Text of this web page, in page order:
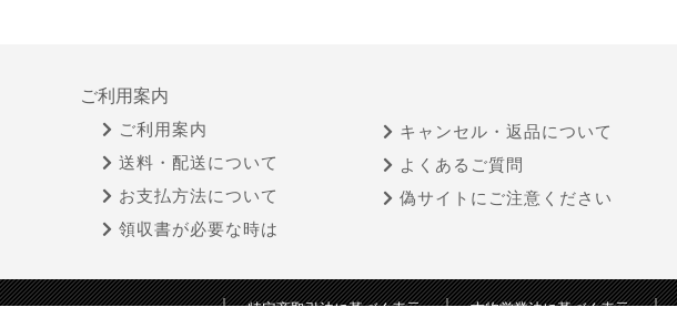
ご利用案内
ご利用案内
送料・配送について
お支払方法について
領収書が必要な時は
キャンセル・返品について
よくあるご質問
偽サイトにご注意ください
特定商取引法に基づく表示 古物営業法に基づく表示